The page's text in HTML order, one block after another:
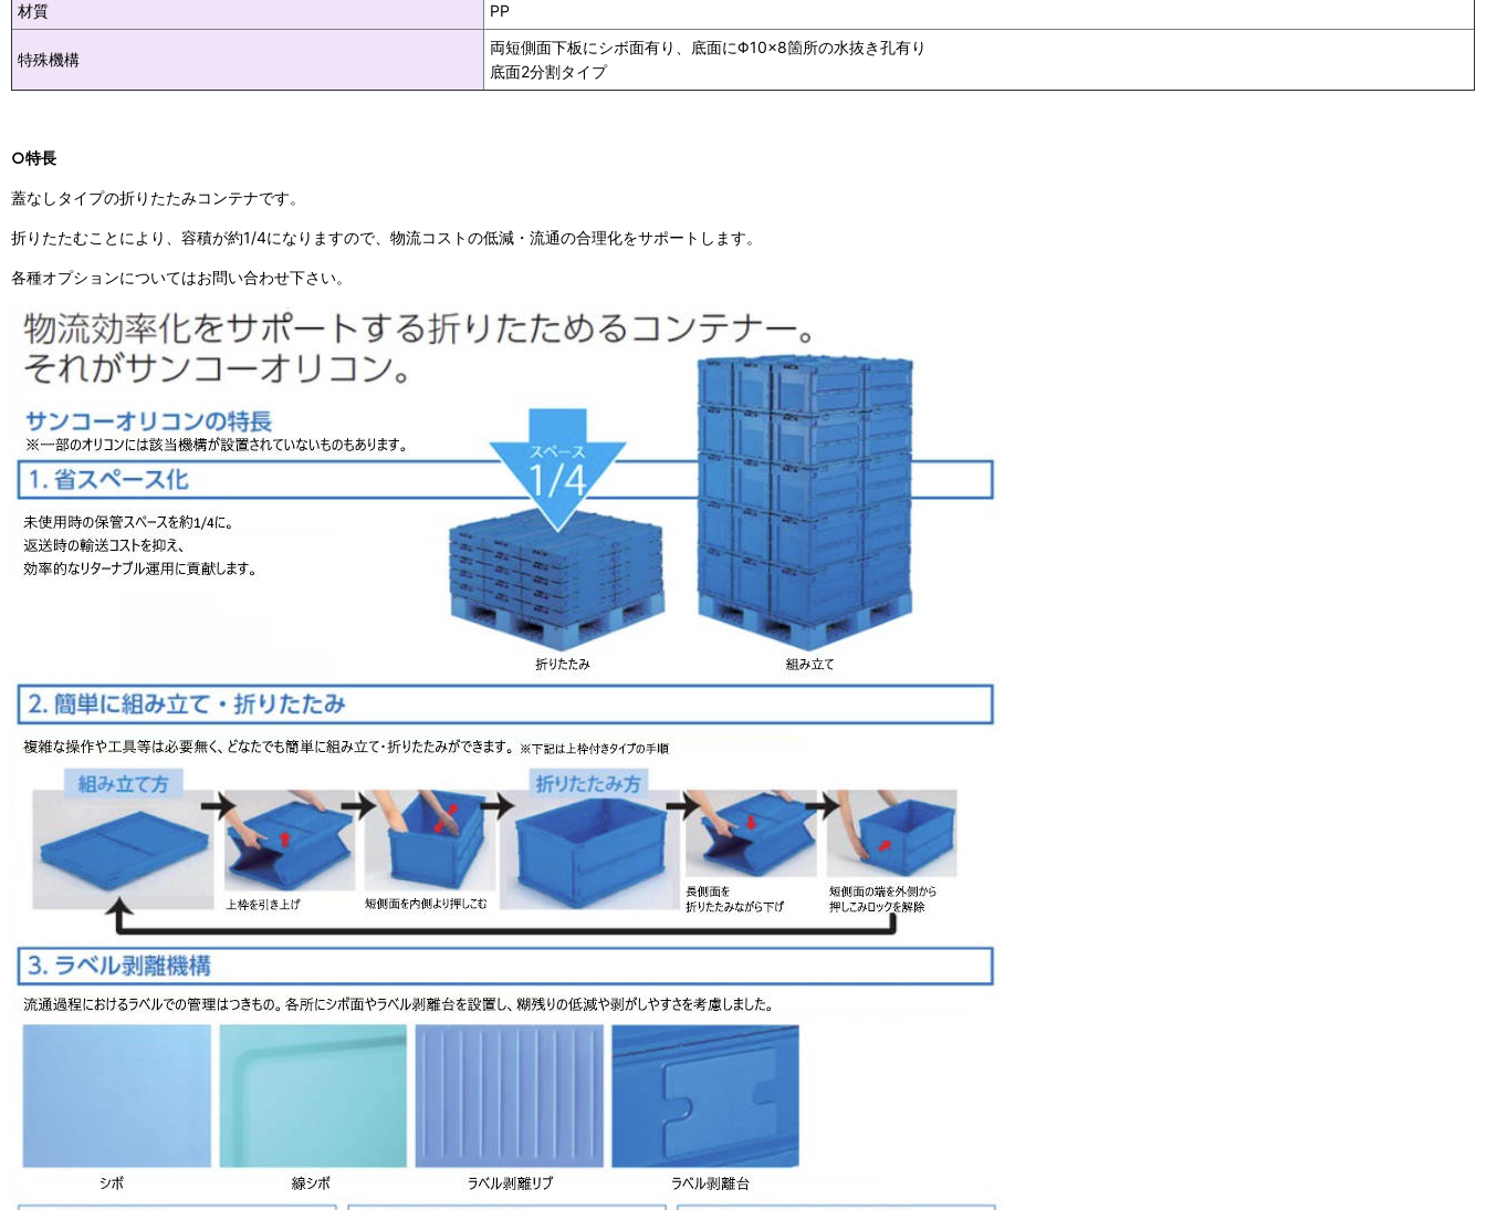
材質
PP
特殊機構
両短側面下板にシボ面有り、底面にΦ10×8箇所の水抜き孔有り
底面2分割タイプ
○特長
蓋なしタイプの折りたたみコンテナです。
折りたたむことにより、容積が約1/4になりますので、物流コストの低減・流通の合理化をサポートします。
各種オプションについてはお問い合わせ下さい。